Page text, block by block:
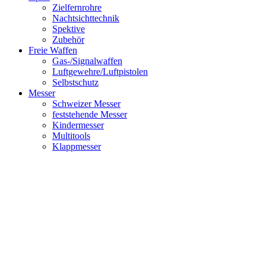
Zielfernrohre
Nachtsichttechnik
Spektive
Zubehör
Freie Waffen
Gas-/Signalwaffen
Luftgewehre/Luftpistolen
Selbstschutz
Messer
Schweizer Messer
feststehende Messer
Kindermesser
Multitools
Klappmesser